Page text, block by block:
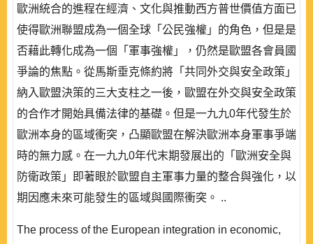
歐洲統合的進程在經濟、文化與推動西方普世價值方面已
使得歐洲聯盟成為一個全球「公民強權」的角色，但是是
否藉此轉化成為一個「軍事強權」，仍然是歐盟各會員國
爭論的焦點。從馬斯垂克條約將「共同外交與安全政策」
納入歐盟決策的三大支柱之一後，歐盟在外交與安全政策
的合作才開始具備法律的基礎。但是一九九0年代發生於
歐洲本身的區域衝突，凸顯歐盟在解決歐洲本身軍事爭端
時的無力感。在一九九0年代末期發展出的「歐洲安全與
防衛政策」即著眼於歐盟自主軍事力量的整合與強化，以
期因應未來可能發生的區域與國際衝突。 ..
The process of the European integration in economic,